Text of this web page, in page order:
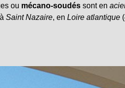
ou mécano-soudéssont en
Saint Nazaire, en Loire atlantique